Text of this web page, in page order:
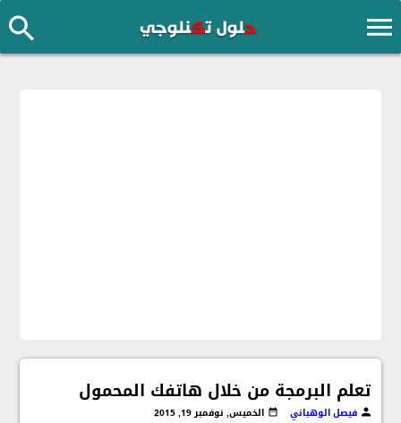
تعلم البرمجة من خلال هاتفك المحمول
فيصل الوهباني الخميس, نوفمبر 19, 2015